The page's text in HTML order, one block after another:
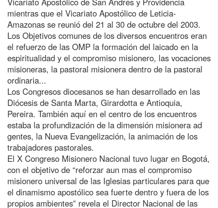
mientras que el Vicariato Apostólico de Leticia-
Amazonas se reunió del 21 al 30 de octubre del 2003.
Los Objetivos comunes de los diversos encuentros eran
el refuerzo de las OMP la formación del laicado en la
espiritualidad y el compromiso misionero, las vocaciones
misioneras, la pastoral misionera dentro de la pastoral
ordinaria...
Los Congresos diocesanos se han desarrollado en las
Diócesis de Santa Marta, Girardotta e Antioquia,
Pereira. También aquí en el centro de los encuentros
estaba la profundización de la dimensión misionera ad
gentes, la Nueva Evangelización, la animación de los
trabajadores pastorales.
El X Congreso Misionero Nacional tuvo lugar en Bogotá,
con el objetivo de “reforzar aun mas el compromiso
misionero universal de las Iglesias particulares para que
el dinamismo apostólico sea fuerte dentro y fuera de los
propios ambientes” revela el Director Nacional de las